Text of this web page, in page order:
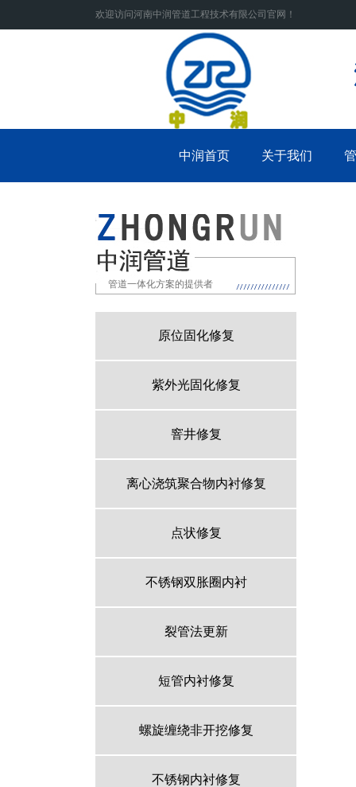
欢迎访问河南中润管道工程技术有限公司官网！
中润首页 关于我们
管道一体化方案的提供者
原位固化修复
紫外光固化修复
窨井修复
离心浇筑聚合物内衬修复
点状修复
不锈钢双胀圈内衬
裂管法更新
短管内衬修复
螺旋缠绕非开挖修复
不锈钢内衬修复